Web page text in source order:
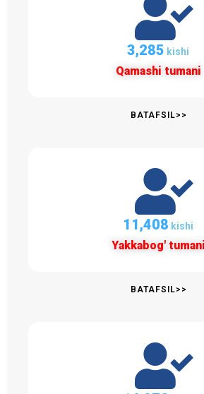
3,374 kishi
Qamashi tumani
BATAFSIL>>
11,717 kishi
Yakkabog' tumani
BATAFSIL>>